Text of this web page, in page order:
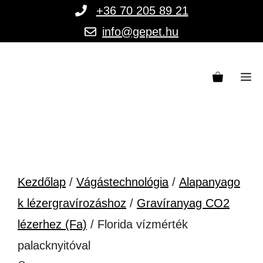
+36 70 205 89 21
info@gepet.hu
Kezdőlap / Vágástechnológia / Alapanyago
k lézergravírozáshoz / Gravíranyag CO2
lézerhez (Fa) / Florida vízmérték
palacknyitóval